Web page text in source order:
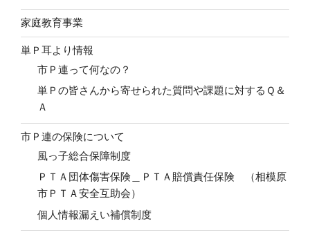
家庭教育事業
単Ｐ耳より情報
市Ｐ連って何なの？
単Ｐの皆さんから寄せられた質問や課題に対するＱ＆
Ａ
市Ｐ連の保険について
風っ子総合保障制度
ＰＴＡ団体傷害保険＿ＰＴＡ賠償責任保険 （相模原
市ＰＴＡ安全互助会）
個人情報漏えい補償制度